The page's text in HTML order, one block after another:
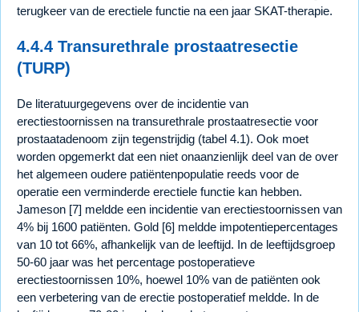
terugkeer van de erectiele functie na een jaar SKAT-therapie.
4.4.4 Transurethrale prostaatresectie
(TURP)
De literatuurgegevens over de incidentie van
erectiestoornissen na transurethrale prostaatresectie voor
prostaatadenoom zijn tegenstrijdig (tabel 4.1). Ook moet
worden opgemerkt dat een niet onaanzienlijk deel van de over
het algemeen oudere patiëntenpopulatie reeds voor de
operatie een verminderde erectiele functie kan hebben.
Jameson [7] meldde een incidentie van erectiestoornissen van
4% bij 1600 patiënten. Gold [6] meldde impotentiepercentages
van 10 tot 66%, afhankelijk van de leeftijd. In de leeftijdsgroep
50-60 jaar was het percentage postoperatieve
erectiestoornissen 10%, hoewel 10% van de patiënten ook
een verbetering van de erectie postoperatief meldde. In de